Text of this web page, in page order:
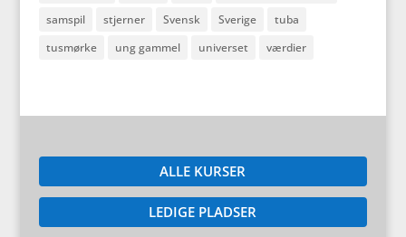
samspil
stjerner Svensk Sverige
tuba
tusmørke
ung gammel universet værdier
ALLE KURSER
LEDIGE PLADSER